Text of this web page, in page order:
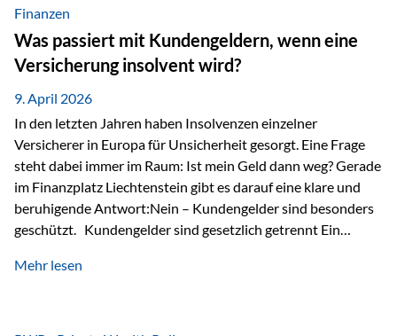
Fokus stehen Unternehmen, deren Börsenkurs unter ihrem
inneren Wert liegt. Neben klassischen
Bewertungskennzahlen werden auch qualitative Faktoren
wie Geschäftsmodell, Wettbewerbsvorteile und
Managementqualität…
Finanzen
Was passiert mit Kundengeldern, wenn eine
Versicherung insolvent wird?
9. April 2026
In den letzten Jahren haben Insolvenzen einzelner
Versicherer in Europa für Unsicherheit gesorgt. Eine Frage
steht dabei immer im Raum: Ist mein Geld dann weg? Gerade
im Finanzplatz Liechtenstein gibt es darauf eine klare und
beruhigende Antwort:Nein – Kundengelder sind besonders
geschützt. Kundengelder sind gesetzlich getrennt Ein
sogenannte Sondermasse. Das bedeutet:Die
Mehr lesen